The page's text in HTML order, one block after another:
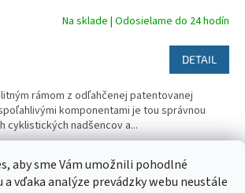
aby sme Vám umožnili pohodlné
vďaka analýze prevádzky webu neustále
A
R
M
Na sklade | Odosielame do 24 hodín
DETAIL
rámom z odľahčenej patentovanej
komponentami je tou správnou
cyklistických nadšencov a...
Kód:8379